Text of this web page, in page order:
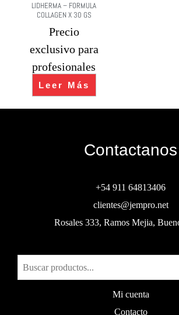
LIDHERMA – FORMULA
COLLAGEN X 30 GS
Precio
exclusivo para
profesionales
Leer Más
Contactanos
+54 911 64813406
clientes@jempro.net
Rosales 333, Ramos Mejia,
Mi cuenta
Contacto